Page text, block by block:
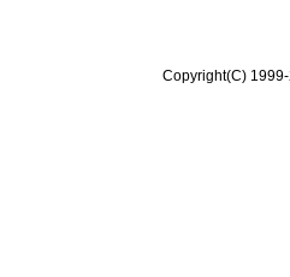
Copyright(C)